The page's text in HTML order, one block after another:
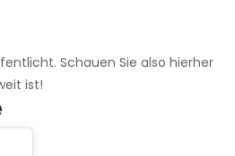
Schauen Sie also hierher
ist!